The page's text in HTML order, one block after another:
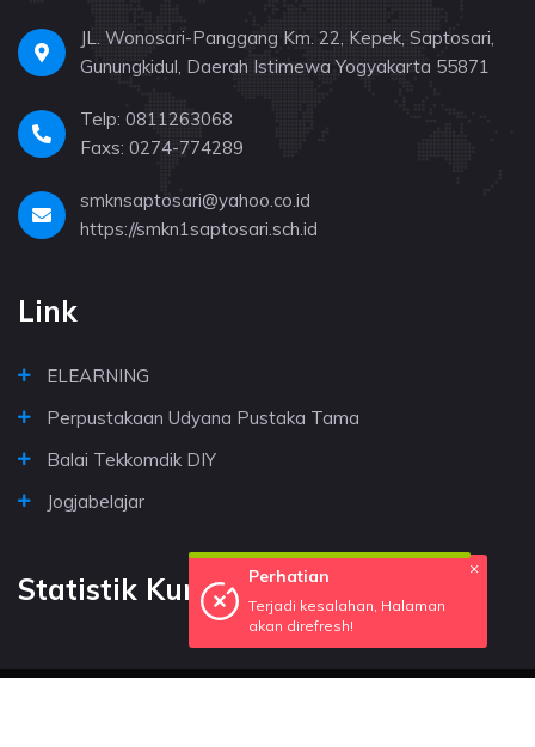
JL. Wonosari-Panggang Km. 22, Kepek, Saptosari,
Gunungkidul, Daerah Istimewa Yogyakarta 55871
Telp: 0811263068
Faxs: 0274-774289
smknsaptosari@yahoo.co.id
https://smkn1saptosari.sch.id
Link
ELEARNING
Perpustakaan Udyana Pustaka Tama
Balai Tekkomdik DIY
Jogjabelajar
Statistik Kunjungan